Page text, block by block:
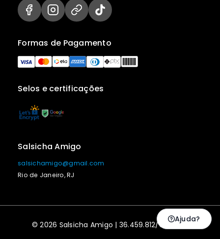
Selos e certificações
Formas de Pagamento
Salsicha Amigo
salsichamigo@gmail.com
Rio de Janeiro, RJ
© 2026 Salsicha Amigo | 36.459.812/0001-47
Ajuda?